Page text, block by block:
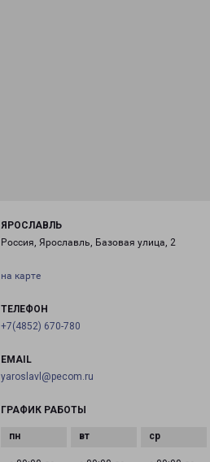
ЯРОСЛАВЛЬ
Россия, Ярославль, Базовая улица, 2
на карте
ТЕЛЕФОН
+7(4852) 670-780
EMAIL
yaroslavl@pecom.ru
ГРАФИК РАБОТЫ